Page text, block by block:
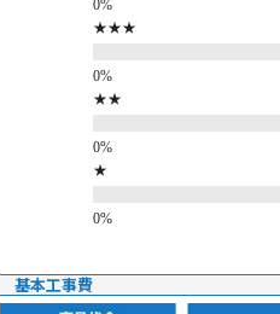
★★★
★★
★
基本工事費